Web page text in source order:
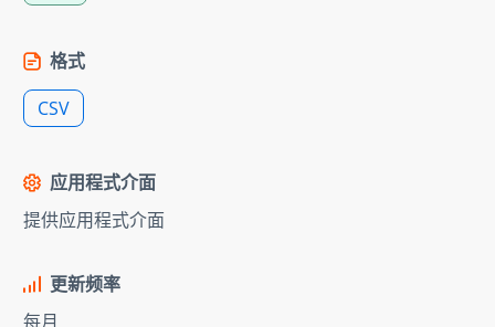
格式
CSV
应用程式介面
提供应用程式介面
更新频率
每月